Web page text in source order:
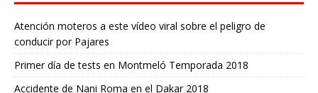
Atención moteros a este vídeo viral sobre el peligro de
conducir por Pajares
Primer día de tests en Montmeló Temporada 2018
Accidente de Nani Roma en el Dakar 2018